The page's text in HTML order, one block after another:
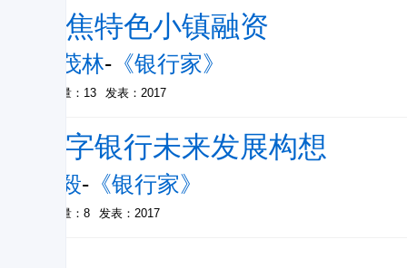
聚焦特色小镇融资
廖茂林- 《银行家》
被引量：13 发表：2017
数字银行未来发展构想
易毅- 《银行家》
被引量：8 发表：2017